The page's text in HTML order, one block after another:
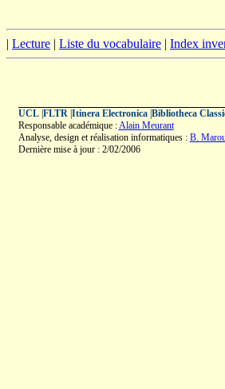
| Lecture | Liste du vocabulaire | Index
UCL| FLTR| Itinera Electronica| Bibliotheca
Responsable académique :Alain Meurant
Analyse, design et réalisation informatiques : B.
Dernière mise à jour : 2/02/2006